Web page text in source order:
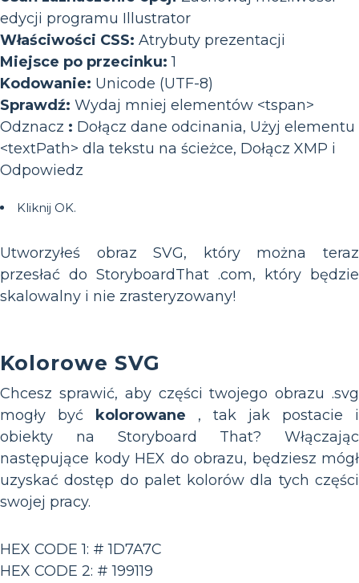
edycji programu Illustrator
Właściwości CSS: Atrybuty prezentacji
Miejsce po przecinku: 1
Kodowanie: Unicode (UTF-8)
Sprawdź: Wydaj mniej elementów <tspan>
Odznacz : Dołącz dane odcinania, Użyj elementu
<textPath> dla tekstu na ścieżce, Dołącz XMP i
Odpowiedz
Kliknij OK.
Utworzyłeś obraz SVG, który można teraz
przesłać do StoryboardThat .com, który będzie
skalowalny i nie zrasteryzowany!
Kolorowe SVG
Chcesz sprawić, aby części twojego obrazu .svg
mogły być
kolorowane , tak jak postacie i
obiekty na Storyboard That? Włączając
następujące kody HEX do obrazu, będziesz mógł
uzyskać dostęp do palet kolorów dla tych części
swojej pracy.
HEX CODE 1: # 1D7A7C
HEX CODE 2: # 199119